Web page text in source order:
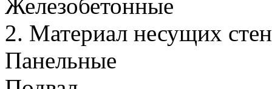
Железобетонные
2. Материал несущих стен
Панельные